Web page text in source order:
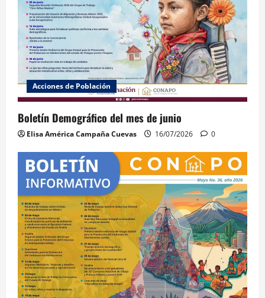
Acciones de Población
Boletín Demográfico del mes de junio
Elisa América Campaña Cuevas 16/07/2026 0